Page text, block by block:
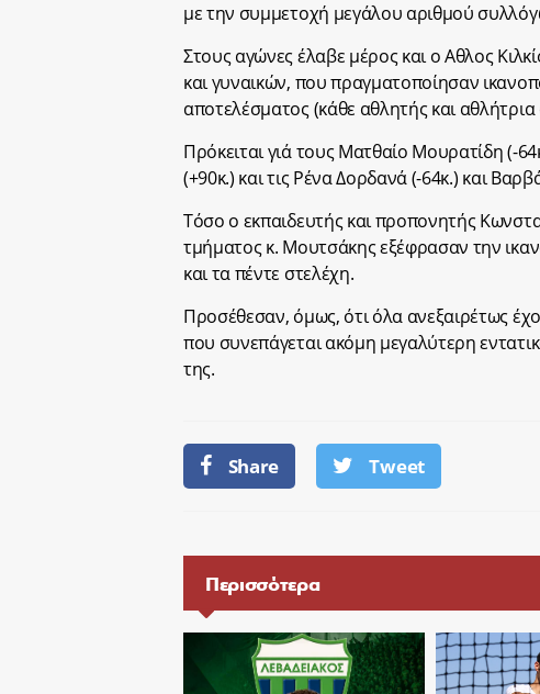
με την συμμετοχή μεγάλου αριθμού
Στους αγώνες έλαβε μέρος και ο Αθλος
και γυναικών, που πραγματοποίησαν
αποτελέσματος (κάθε αθλητής και
Πρόκειται γιά τους Ματθαίο Μουρατίδη (-
(+90κ.) και τις Ρένα Δορδανά (-64κ.) και
Τόσο ο εκπαιδευτής και προπονητής
τμήματος κ. Μουτσάκης εξέφρασαν την
και τα πέντε στελέχη.
Προσέθεσαν, όμως, ότι όλα ανεξαιρέτως
που συνεπάγεται ακόμη μεγαλύτερη
της.
Share Tweet
Περισσότερα